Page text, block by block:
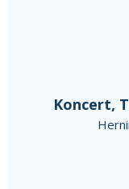
Koncert,